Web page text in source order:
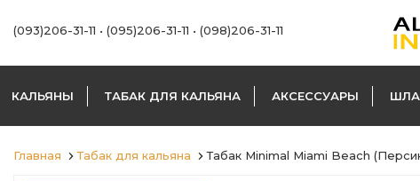
(093)206-31-11 • (095)206-31-11 • (098)206-31-11
КАЛЬЯНЫ ТАБАК ДЛЯ КАЛЬЯНА АКСЕССУАРЫ
Главная Табак для кальяна Табак Minimal Miami Beach